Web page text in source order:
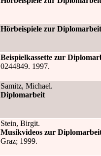
Hörbeispiele zur
Beispielkassette zur
0244849. 1997.
Samitz, Michael.
Diplomarbeit
Stein, Birgit.
Musikvideos zur
Graz; 1999.